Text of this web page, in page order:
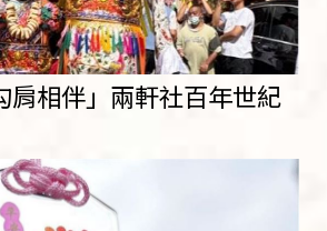
肩相伴」兩軒社百年世紀